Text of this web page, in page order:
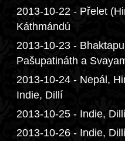
2013-10-22 - Přelet
Káthmándú
2013-10-23 -
Pašupatináth a
2013-10-24 - Nepál,
Indie, Dillí
2013-10-25 - Indie, Dillí
2013-10-26 - Indie,